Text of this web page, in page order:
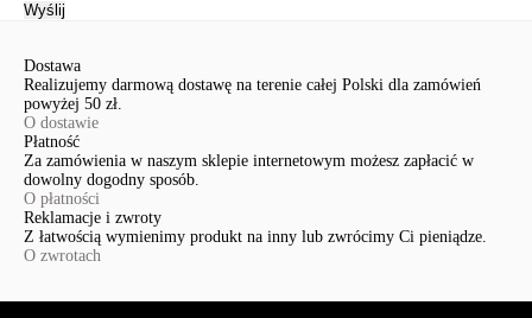
Wyślij
Dostawa
Realizujemy darmową dostawę na terenie całej Polski dla zamówień
powyżej 50 zł.
O dostawie
Płatność
Za zamówienia w naszym sklepie internetowym możesz zapłacić w
dowolny dogodny sposób.
O płatności
Reklamacje i zwroty
Z łatwością wymienimy produkt na inny lub zwrócimy Ci pieniądze.
O zwrotach